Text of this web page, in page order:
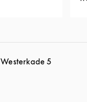
Westerkade 5